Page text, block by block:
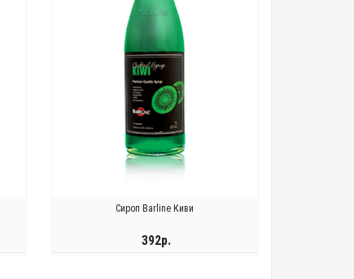
Сироп Barline Киви
392р.